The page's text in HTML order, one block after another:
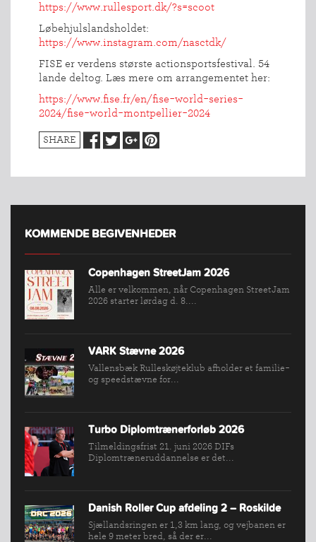
https://www.rullesport.dk/?s=scoot
Løbehjulslandsholdet:
https://www.instagram.com/nasctdk/
FISE er verdens største actionsportsfestival. 54
lande deltog. Læs mere om arrangementet her:
https://www.fise.fr/en/fise-world-series-
2024/fise-world-montpellier-2024
SHARE
KOMMENDE BEGIVENHEDER
Copenhagen StreetJam 2026
Alle er velkommen, når Copenhagen StreetJam
2026 starter lørdag d. 8....
VARK Stævne 2026
Vallensbæk Rulleskøjteklub afholder et familie-
og speedstævne for...
Turbo Diplomtrænerforløb 2026
Tilmeldingsfrist 21. juni 2026 DIFs
Diplomtræneruddannelse er det...
Danish Roller Cup afdeling 2 – Roskilde
Sjællandsringen er 1,3 km lang, og vejbanen er
hele 9 meter bred, så der er...